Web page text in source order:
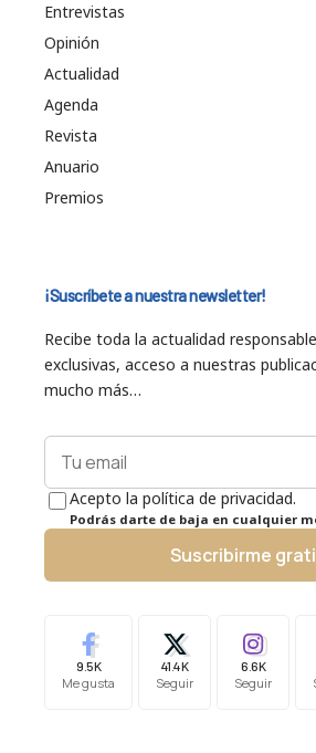
Entrevistas
Opinión
Actualidad
Agenda
Revista
Anuario
Premios
¡Suscríbete a nuestra newsletter!
Recibe toda la actualidad
exclusivas, acceso a nuestras
mucho más…
Acepto la política de privacidad.
Podrás darte de baja en cualquier
Suscribirme
9.5K
Me gusta
41.4K
Seguir
6.6K
Seguir